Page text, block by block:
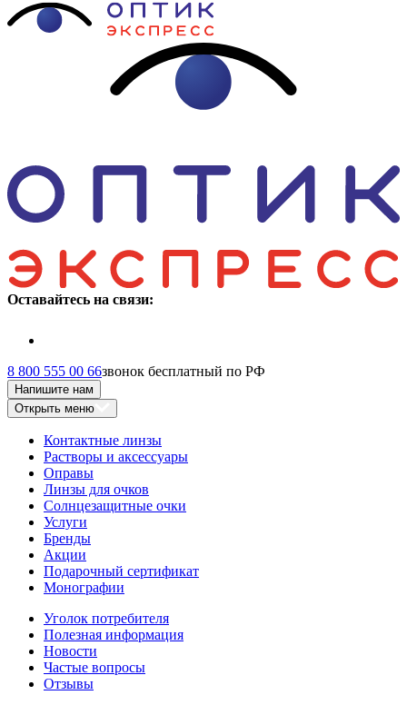
Оставайтесь на связи:
8 800 555 00 66звонок бесплатный по РФ
Напишите нам
Открыть меню
Контактные линзы
Растворы и аксессуары
Оправы
Линзы для очков
Солнцезащитные очки
Услуги
Бренды
Акции
Подарочный сертификат
Монографии
Уголок потребителя
Полезная информация
Новости
Частые вопросы
Отзывы